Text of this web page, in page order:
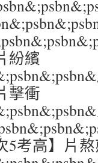
紛繽
擊衝
考高】片